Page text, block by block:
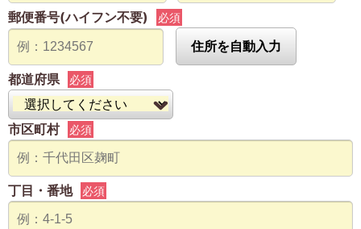
郵便番号(ハイフン不要) 必須
住所を自動入力
都道府県 必須
市区町村 必須
丁目・番地 必須